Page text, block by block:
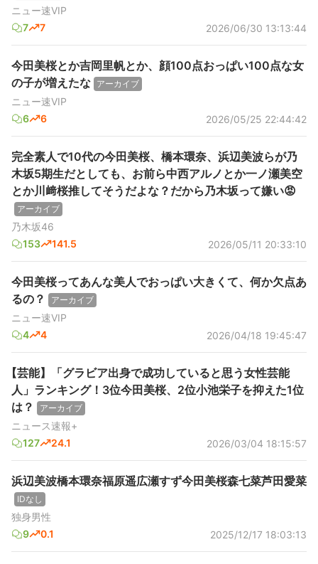
ニュー速VIP
7
7 2026/06/30 13:13:44
今田美桜とか吉岡里帆とか、顔100点おっぱい100点な女
の子が増えたな アーカイブ
ニュー速VIP
6
6 2026/05/25 22:44:42
完全素人で10代の今田美桜、橋本環奈、浜辺美波らが乃
木坂5期生だとしても、お前ら中西アルノとか一ノ瀬美空
とか川﨑桜推してそうだよな？だから乃木坂って嫌い😡
アーカイブ
乃木坂46
153
141.5 2026/05/11 20:33:10
今田美桜ってあんな美人でおっぱい大きくて、何か欠点あ
るの？
アーカイブ
ニュー速VIP
4
4 2026/04/18 19:45:47
【芸能】「グラビア出身で成功していると思う女性芸能
人」ランキング！3位今田美桜、2位小池栄子を抑えた1位
は？
アーカイブ
ニュース速報+
127
24.1 2026/03/04 18:15:57
浜辺美波橋本環奈福原遥広瀬すず今田美桜森七菜芦田愛菜
IDなし
独身男性
9
0.1 2025/12/17 18:03:13